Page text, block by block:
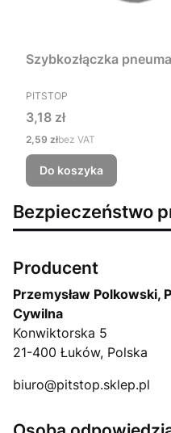
Szybkozłączka
PRODUCENT
PITSTOP
Cena
3,18 zł
Cena
2,59 złbez VAT
Do koszyka
Bezpieczeństwo
Producent
Przemysław Polkowski,
Cywilna
Konwiktorska 5
21-400 Łuków, Polska
biuro@pitstop.sklep.pl